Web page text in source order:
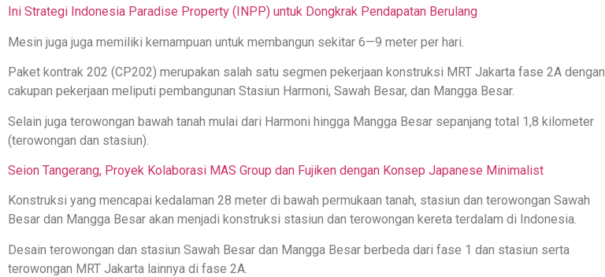
Ini Strategi Indonesia Paradise Property (INPP) untuk Dongkrak Pendapatan Berulang
Mesin juga juga memiliki kemampuan untuk membangun sekitar 6—9 meter per hari.
Paket kontrak 202 (CP202) merupakan salah satu segmen pekerjaan konstruksi MRT Jakarta fase 2A dengan
cakupan pekerjaan meliputi pembangunan Stasiun Harmoni, Sawah Besar, dan Mangga Besar.
Selain juga terowongan bawah tanah mulai dari Harmoni hingga Mangga Besar sepanjang total 1,8 kilometer
(terowongan dan stasiun).
Seion Tangerang, Proyek Kolaborasi MAS Group dan Fujiken dengan Konsep Japanese Minimalist
Konstruksi yang mencapai kedalaman 28 meter di bawah permukaan tanah, stasiun dan terowongan Sawah
Besar dan Mangga Besar akan menjadi konstruksi stasiun dan terowongan kereta terdalam di Indonesia.
Desain terowongan dan stasiun Sawah Besar dan Mangga Besar berbeda dari fase 1 dan stasiun serta
terowongan MRT Jakarta lainnya di fase 2A.